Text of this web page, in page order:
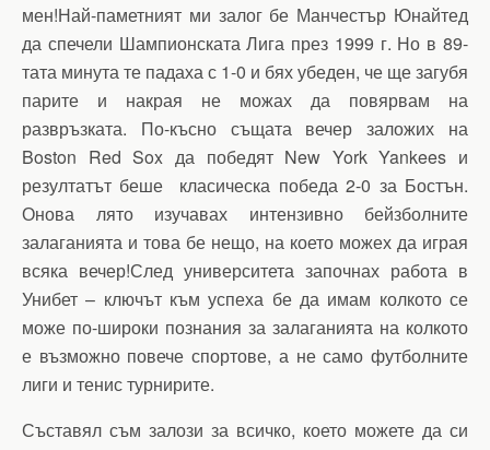
мен!Най-паметният ми залог бе Манчестър Юнайтед
да спечели Шампионската Лига през 1999 г. Но в 89-
тата минута те падаха с 1-0 и бях убеден, че ще загубя
парите и накрая не можах да повярвам на
развръзката. По-късно същата вечер заложих на
Boston Red Sox да победят New York Yankees и
резултатът беше класическа победа 2-0 за Бостън.
Онова лято изучавах интензивно бейзболните
залаганията и това бе нещо, на което можех да играя
всяка вечер!След университета започнах работа в
Унибет – ключът към успеха бе да имам колкото се
може по-широки познания за залаганията на колкото
е възможно повече спортове, а не само футболните
лиги и тенис турнирите.
Съставял съм залози за всичко, което можете да си